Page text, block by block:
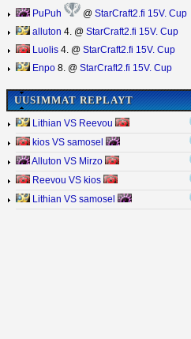
PuPuh @ StarCraft2.fi 15V. Cup
alluton 4. @ StarCraft2.fi 15V. Cup
Luolis 4. @ StarCraft2.fi 15V. Cup
Enpo 8. @ StarCraft2.fi 15V. Cup
UUSIMMAT REPLAYT
Lithian VS Reevou
kios VS samosel
Alluton VS Mirzo
Reevou VS kios
Lithian VS samosel